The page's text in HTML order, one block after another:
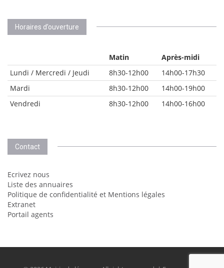
Horaires d’ouverture
Matin
Après-midi
Lundi / Mercredi / Jeudi
8h30-12h00
14h00-17h30
Mardi
8h30-12h00
14h00-19h00
Vendredi
8h30-12h00 14h00-16h00
Contact
Ecrivez nous
Liste des annuaires
Politique de confidentialité et Mentions légales
Extranet
Portail agents